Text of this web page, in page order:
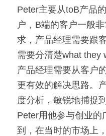
Peter主要从toB产品
户，B端的客户一般
求，产品经理需要跟
需要分清楚what they
产品经理需要从客户
更有效的解决思路。
度分析，敏锐地捕捉
Peter用他参与创业的
到，在当时的市场上